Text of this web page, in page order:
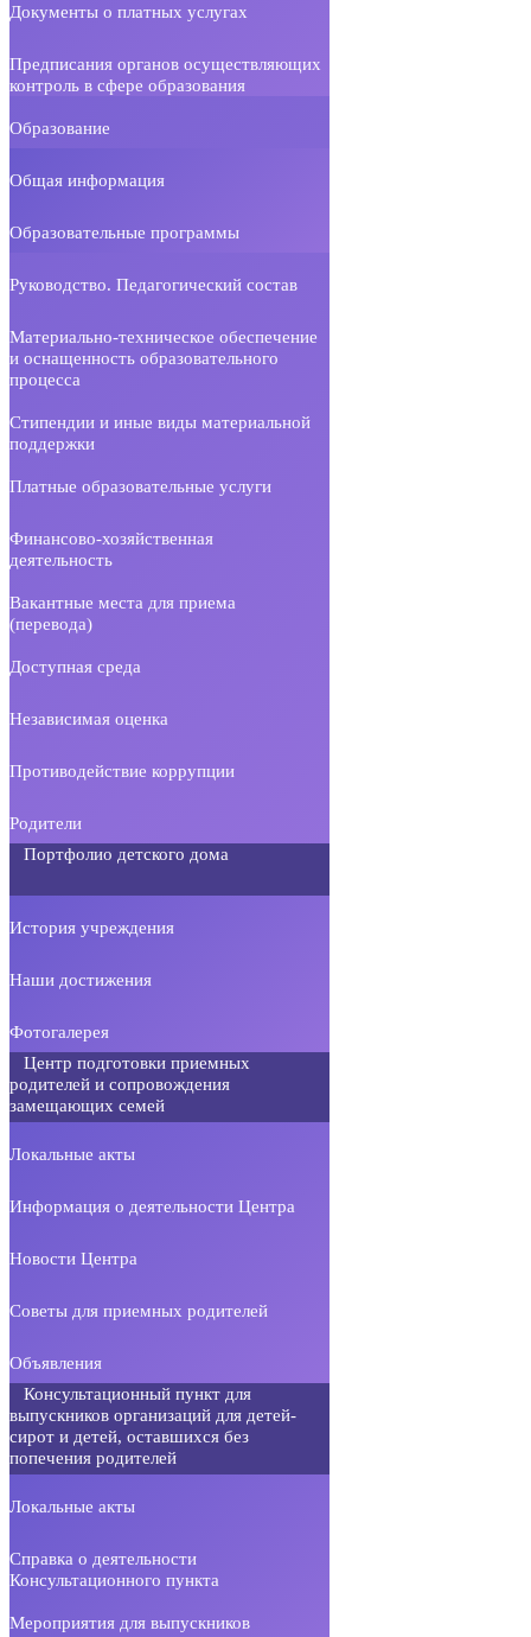
Документы о платных услугах
Предписания органов осуществляющих
контроль в сфере образования
Образование
Общая информация
Образовательные программы
Руководство. Педагогический состав
Материально-техническое обеспечение
и оснащенность образовательного
процесса
Стипендии и иные виды материальной
поддержки
Платные образовательные услуги
Финансово-хозяйственная
деятельность
Вакантные места для приема
(перевода)
Доступная среда
Независимая оценка
Противодействие коррупции
Родители
Портфолио детского дома
История учреждения
Наши достижения
Фотогалерея
Центр подготовки приемных
родителей и сопровождения
замещающих семей
Локальные акты
Информация о деятельности Центра
Новости Центра
Советы для приемных родителей
Объявления
Консультационный пункт для
выпускников организаций для детей-
сирот и детей, оставшихся без
попечения родителей
Локальные акты
Справка о деятельности
Консультационного пункта
Мероприятия для выпускников